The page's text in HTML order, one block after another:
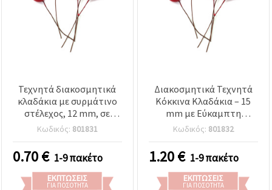
Τεχνητά διακοσμητικά
κλαδάκια με συρμάτινο
στέλεχος, 12 mm, σε
κόκκινο - Συσκευασία 20
τεμ.
Κωδικός: 801831
0.70€ 1-9 πακέτο
ΕΚΠΤΏΣΕΙΣ
ΓΙΑ ΠΟΣΌΤΗΤΑ
Διακοσμητικά Τεχνητά
Κόκκινα Κλαδάκια – 15
mm με Εύκαμπτη
Συρμάτινη Βάση, 30 τεμ.,
Ιδανικά για Γιορτινές
Χειροτεχνίες,
Ανθοσυνθέσεις και DIY
Διακοσμήσεις
Κωδικός: 801832
1.20€ 1-9 πακέτο
ΕΚΠΤΏΣΕΙΣ
ΓΙΑ ΠΟΣΌΤΗΤΑ